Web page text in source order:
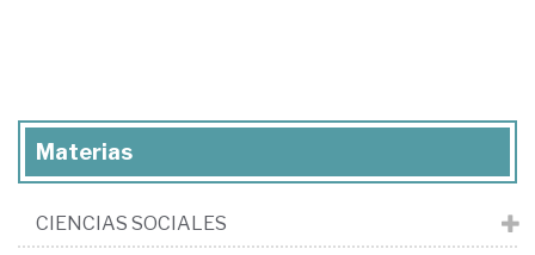
Materias
CIENCIAS SOCIALES